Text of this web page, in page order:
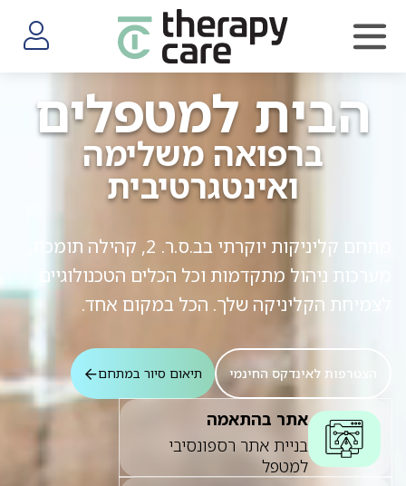
הבית למטפלים
ברפואה משלימה
ואינטגרטיבית
מתחם קליניקות יוקרתי בב.ס.ר. 2, קהילה תומכת,
מערכות ניהול מתקדמות וכל הכלים הטכנולוגיים
לצמיחת הקליניקה שלך. הכל במקום אחד.
הצטרפות לאינדקס החינמי תיאום סיור במתחם
אתר בהתאמה
בניית אתר רספונסיבי
למטפל